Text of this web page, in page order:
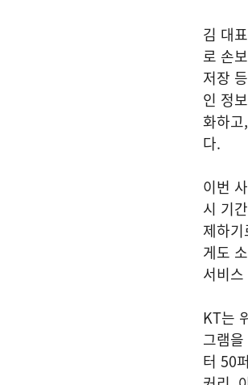
김 대
로 손
저장
인 정
화하
다.
이번
시 기
제하
게도
서비
KT는
그램
터 50